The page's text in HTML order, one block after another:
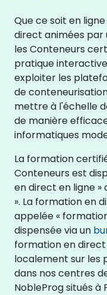
Que ce soit en
direct animées par
les Conteneurs
pratique
exploiter les
de
mettre à l'échelle
de manière
informatiques
La formation
Conteneurs est
en direct en ligne »
». La formation en
appelée «
dispensée via un
formation en
localement sur les
dans nos centres
NobleProg situés à